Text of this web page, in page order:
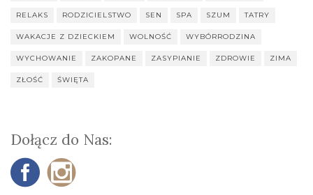
RELAKS RODZICIELSTWO SEN SPA SZUM TATRY
WAKACJE Z DZIECKIEM WOLNOŚĆ WYBÓRRODZINA
WYCHOWANIE ZAKOPANE ZASYPIANIE ZDROWIE ZIMA
ZŁOŚĆ ŚWIĘTA
Dołącz do Nas: